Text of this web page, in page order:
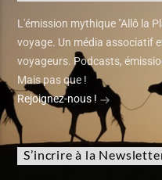
L'émission mythique "Allô la
voyage. Un média associatif
voyageurs. Podcasts,
Mais pas que !
Rejoignez-nous !
S’incrire à la